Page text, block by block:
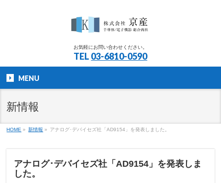
お気軽にお問い合わせください。
TEL 03-6810-0590
MENU
新情報
HOME » 新情報 » アナログ･デバイセズ社「AD9154」を発表しました。
アナログ･デバイセズ社「AD9154」を発表しま
した。